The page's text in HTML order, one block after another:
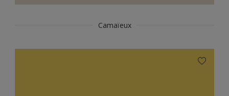
Camaïeux